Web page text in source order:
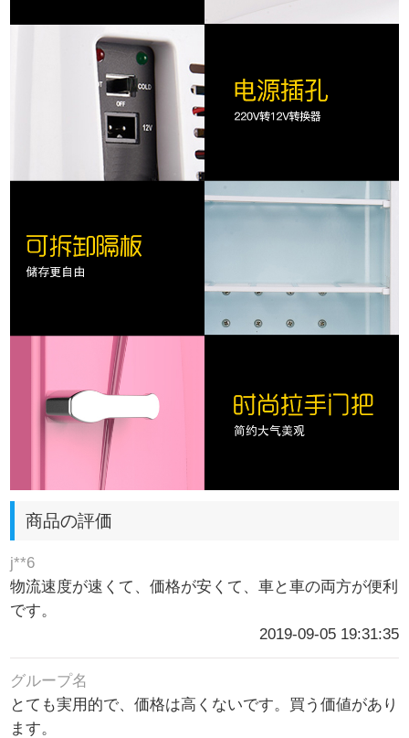
商品の評価
j**6
物流速度が速くて、価格が安くて、車と車の両方が便利
です。
2019-09-05 19:31:35
グループ名
とても実用的で、価格は高くないです。買う価値があり
ます。